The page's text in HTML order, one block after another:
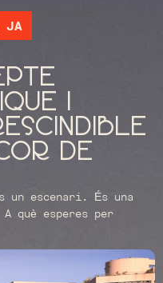
JA
i
de
un escenari. És una
què esperes per